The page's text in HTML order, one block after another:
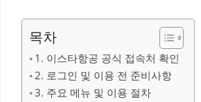
목차
1. 이스타항공 공식 접속처 확인
2. 로그인 및 이용 전 준비사항
3. 주요 메뉴 및 이용 절차